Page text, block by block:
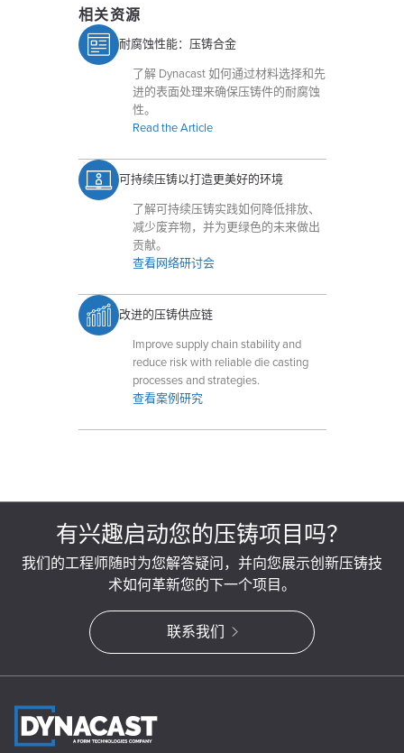
相关资源
耐腐蚀性能：压铸合金
了解 Dynacast 如何通过材料选择和先
进的表面处理来确保压铸件的耐腐蚀
性。
Read the Article
可持续压铸以打造更美好的环境
了解可持续压铸实践如何降低排放、
减少废弃物，并为更绿色的未来做出
贡献。
查看网络研讨会
改进的压铸供应链
Improve supply chain stability and
reduce risk with reliable die casting
processes and strategies.
查看案例研究
有兴趣启动您的压铸项目吗？
我们的工程师随时为您解答疑问，并向您展示创新压铸技
术如何革新您的下一个项目。
联系我们